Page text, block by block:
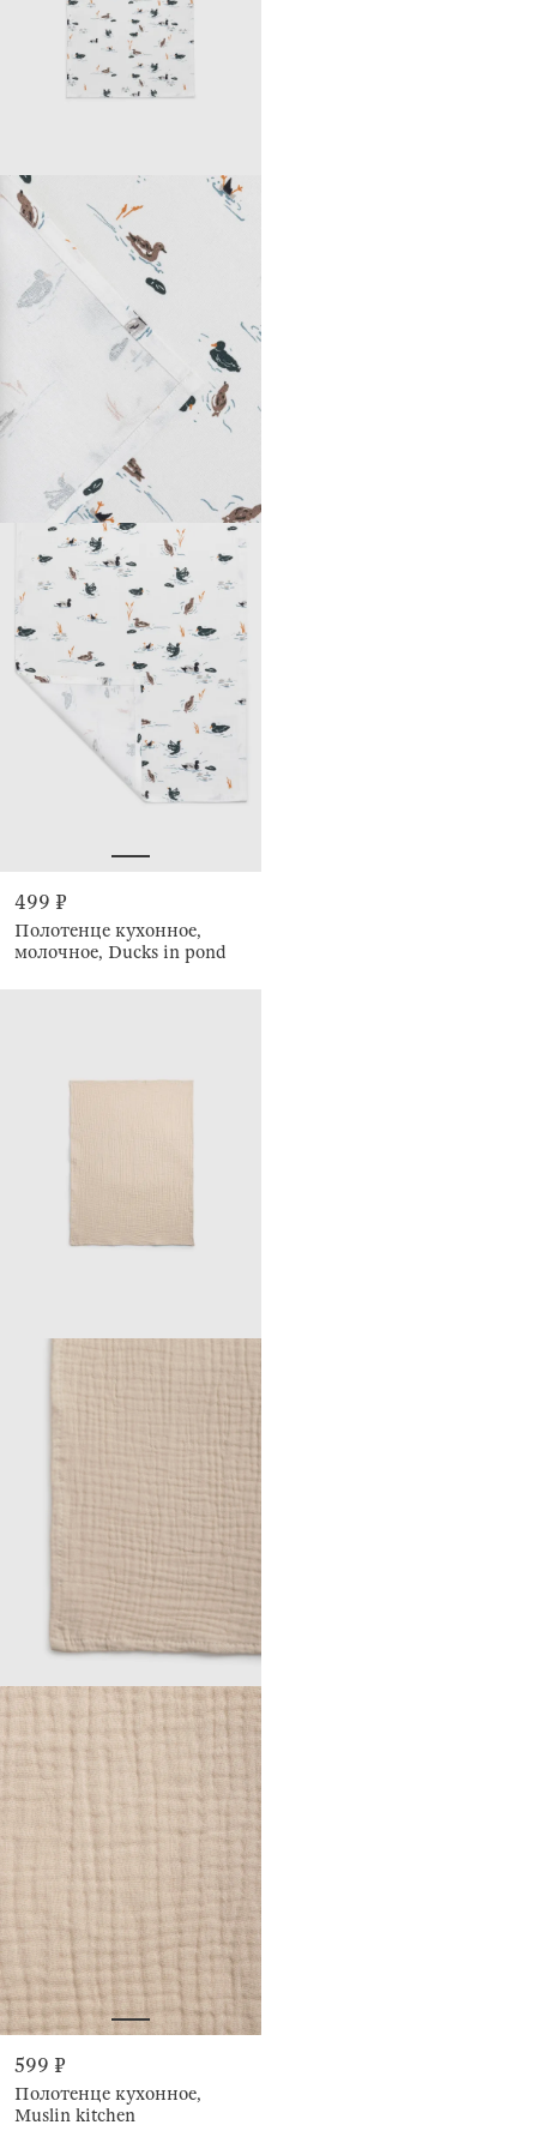
499 ₽
Полотенце кухонное,
молочное, Ducks in pond
599 ₽
Полотенце кухонное,
Muslin kitchen